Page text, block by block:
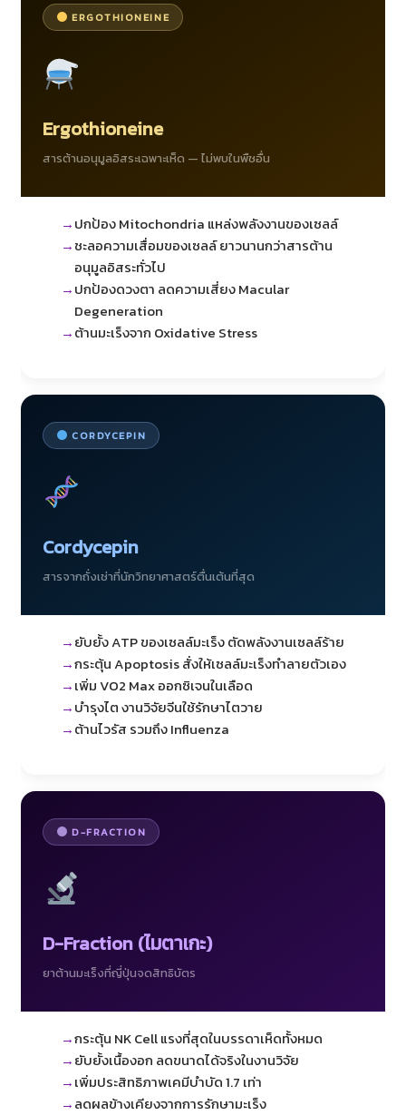
ERGOTHIONEINE
Ergothioneine
สารต้านอนุมูลอิสระเฉพาะเห็ด — ไม่พบในพืชอื่น
ปกป้อง Mitochondria แหล่งพลังงานของเซลล์
ชะลอความเสื่อมของเซลล์ ยาวนานกว่าสารต้าน
อนุมูลอิสระทั่วไป
ปกป้องดวงตา ลดความเสี่ยง Macular
Degeneration
ต้านมะเร็งจาก Oxidative Stress
CORDYCEPIN
Cordycepin
สารจากถั่งเช่าที่นักวิทยาศาสตร์ตื่นเต้นที่สุด
ยับยั้ง ATP ของเซลล์มะเร็ง ตัดพลังงานเซลล์ร้าย
กระตุ้น Apoptosis สั่งให้เซลล์มะเร็งทำลายตัวเอง
เพิ่ม VO2 Max ออกซิเจนในเลือด
บำรุงไต งานวิจัยจีนใช้รักษาไตวาย
ต้านไวรัส รวมถึง Influenza
D-FRACTION
D-Fraction (ไมตาเกะ)
ยาต้านมะเร็งที่ญี่ปุ่นจดสิทธิบัตร
กระตุ้น NK Cell แรงที่สุดในบรรดาเห็ดทั้งหมด
ยับยั้งเนื้องอก ลดขนาดได้จริงในงานวิจัย
เพิ่มประสิทธิภาพเคมีบำบัด 1.7 เท่า
ลดผลข้างเคียงจากการรักษามะเร็ง